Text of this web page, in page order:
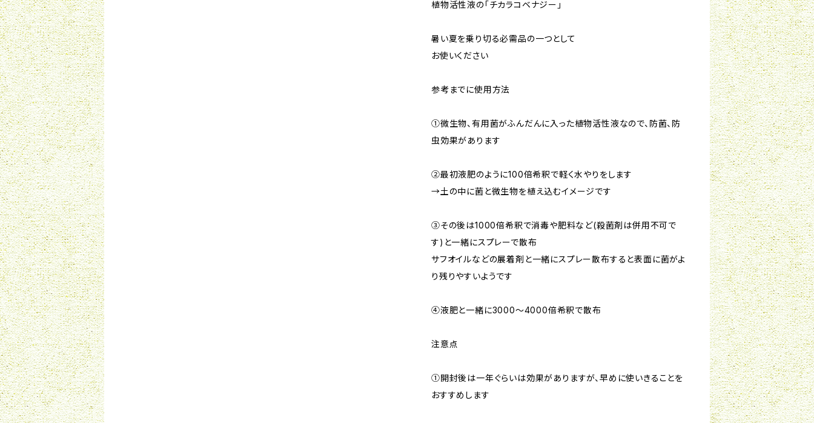
植物活性液の「チカラコベナジー」
暑い夏を乗り切る必需品の一つとして
お使いください
参考までに使用方法
①微生物、有用菌がふんだんに入った植物活性液なので、防菌、防
虫効果があります
②最初液肥のように100倍希釈で軽く水やりをします
→土の中に菌と微生物を植え込むイメージです
③その後は1000倍希釈で消毒や肥料など(殺菌剤は併用不可で
す)と一緒にスプレーで散布
サフオイルなどの展着剤と一緒にスプレー散布すると表面に菌がよ
り残りやすいようです
④液肥と一緒に3000～4000倍希釈で散布
注意点
①開封後は一年ぐらいは効果がありますが、早めに使いきることを
おすすめします